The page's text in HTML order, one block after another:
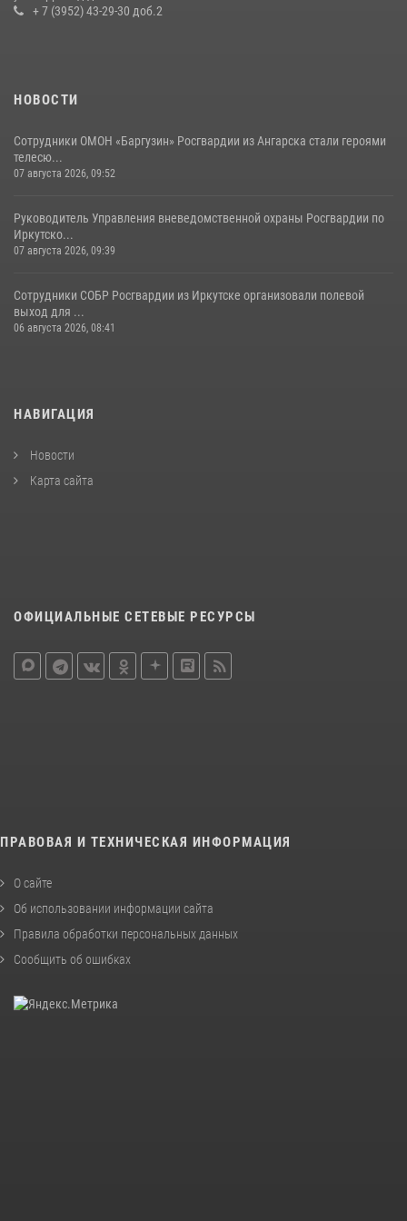
условных диверсионных групп в различных условиях местности
+ 7 (3952) 43-29-30 доб.2
НОВОСТИ
Сотрудники ОМОН «Баргузин» Росгвардии из Ангарска стали героями
телесю...
07 августа 2026, 09:52
Руководитель Управления вневедомственной охраны Росгвардии по
Иркутско...
07 августа 2026, 09:39
Сотрудники СОБР Росгвардии из Иркутске организовали полевой
выход для ...
06 августа 2026, 08:41
НАВИГАЦИЯ
Новости
Карта сайта
ОФИЦИАЛЬНЫЕ СЕТЕВЫЕ РЕСУРСЫ
ПРАВОВАЯ И ТЕХНИЧЕСКАЯ ИНФОРМАЦИЯ
О сайте
Об использовании информации сайта
Правила обработки персональных данных
Сообщить об ошибках